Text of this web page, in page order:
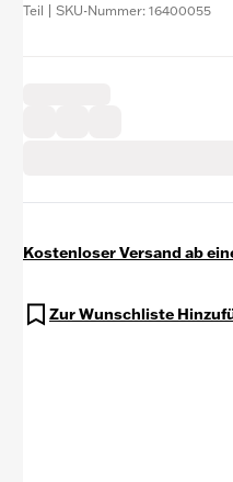
Teil | SKU-Nummer: 16400055
Kostenloser Versand ab
Zur Wunschliste